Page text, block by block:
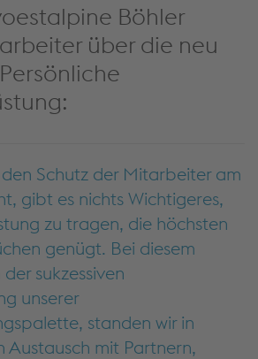
Böhler
über die neu
Schutz der Mitarbeiter am
gibt es nichts Wichtigeres,
zu tragen, die höchsten
genügt. Bei diesem
sukzessiven
unserer
standen wir in
Austausch mit Partnern,